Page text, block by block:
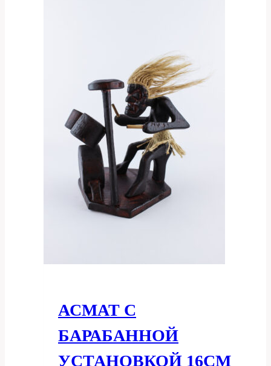
АСМАТ С
БАРАБАННОЙ
УСТАНОВКОЙ 16СМ